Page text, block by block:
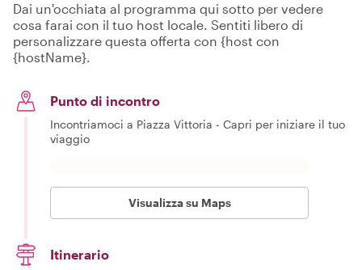
Dai un'occhiata al programma qui sotto per vedere
cosa farai con il tuo host locale. Sentiti libero di
personalizzare questa offerta con {host con
{hostName}.
Punto di incontro
Incontriamoci a Piazza Vittoria - Capri per iniziare il tuo
viaggio
Visualizza su Maps
Itinerario